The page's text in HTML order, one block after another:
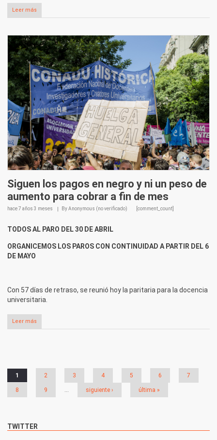
Leer más
Siguen los pagos en negro y ni un peso de
aumento para cobrar a fin de mes
hace7 años 3 meses ByAnonymous (no verificado) [comment_count]
TODOS AL PARO DEL 30 DE ABRIL
ORGANICEMOS LOS PAROS CON CONTINUIDAD A PARTIR DEL 6
DE MAYO
Con 57 días de retraso, se reunió hoy la paritaria para la docencia
universitaria.
Leer más
Páginas
1 2 3 4 5 6 7
8 9 siguiente › última »
TWITTER